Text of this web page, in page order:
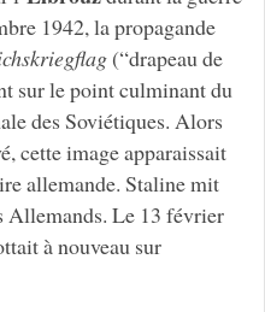
1942, la propagande
(“drapeau de
sur le point culminant du
des Soviétiques. Alors
cette image apparaissait
allemande. Staline mit
Allemands. Le 13 février
à nouveau sur